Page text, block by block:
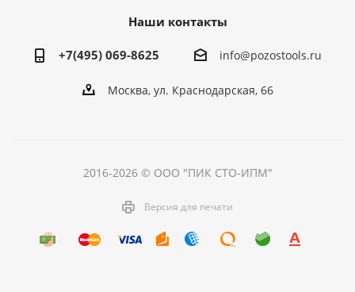
Наши контакты
+7(495) 069-8625 info@pozostools.ru
Москва, ул. Краснодарская, 66
2016-2026 © ООО "ПИК СТО-ИПМ"
Версия для печати